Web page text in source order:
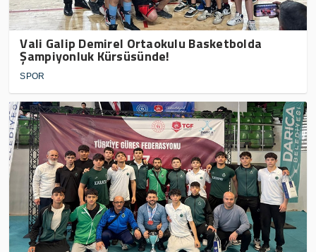
Vali Galip Demirel Ortaokulu Basketbolda
Şampiyonluk Kürsüsünde!
SPOR